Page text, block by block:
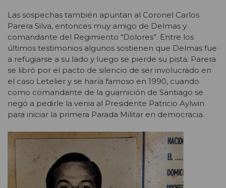
Las sospechas también apuntan al Coronel Carlos
Parera Silva, entonces muy amigo de Delmas y
comandante del Regimiento “Dolores”. Entre los
últimos testimonios algunos sostienen que Delmas fue
a refugiarse a su lado y luego se pierde su pista. Parera
se libró por el pacto de silencio de ser involucrado en
el caso Letelier y se haría famoso en 1990, cuando
como comandante de la guarnición de Santiago se
negó a pedirle la venia al Presidente Patricio Aylwin
para iniciar la primera Parada Militar en democracia.